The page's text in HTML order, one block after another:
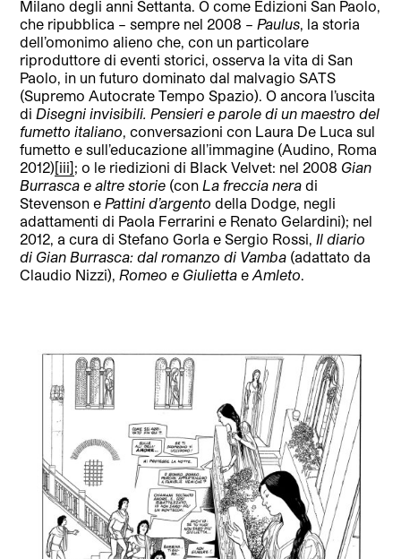
Milano degli anni Settanta. O come Edizioni San Paolo,
che ripubblica – sempre nel 2008 –Paulus, la storia
dell’omonimo alieno che, con un particolare
riproduttore di eventi storici, osserva la vita di San
Paolo, in un futuro dominato dal malvagio SATS
(Supremo Autocrate Tempo Spazio). O ancora l’uscita
diDisegni invisibili. Pensieri e parole di un maestro del
fumetto italiano, conversazioni con Laura De Luca sul
fumetto e sull’educazione all’immagine (Audino, Roma
2012)[iii]; o le riedizioni di Black Velvet: nel 2008 Gian
Burrasca e altre storie (conLa freccia nera di
Stevenson ePattini d’argento della Dodge, negli
adattamenti di Paola Ferrarini e Renato Gelardini); nel
2012, a cura di Stefano Gorla e Sergio Rossi,Il diario
di Gian Burrasca: dal romanzo di Vamba (adattato da
Claudio Nizzi),Romeo e Giulietta eAmleto.